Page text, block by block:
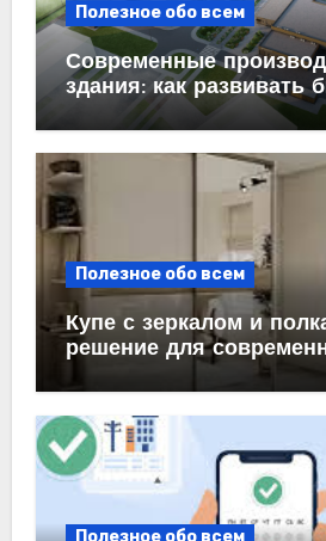
Полезное обо всем
Современные
здания: как развивать
эффективно
Полезное обо всем
Купе с зеркалом и
решение для
Полезное обо всем